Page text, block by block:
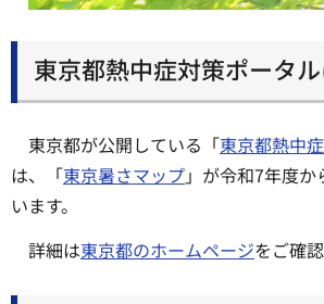
東京都熱中症対策ポータ
東京都が公開している「東京都熱中
は、「東京暑さマップ」が令和7年度
います。
詳細は東京都のホームページをご確